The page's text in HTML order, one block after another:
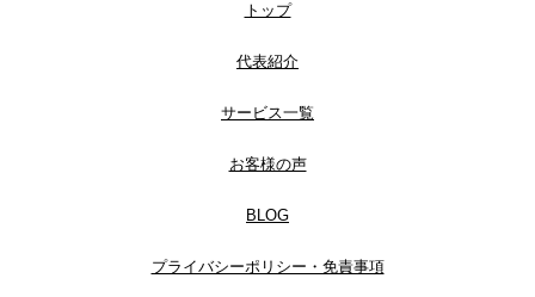
トップ
代表紹介
サービス一覧
お客様の声
BLOG
プライバシーポリシー・免責事項